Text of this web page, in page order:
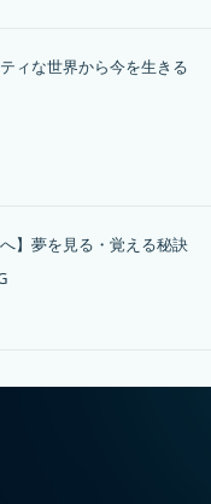
ィな世界から今を生きる
】夢を見る・覚える秘訣